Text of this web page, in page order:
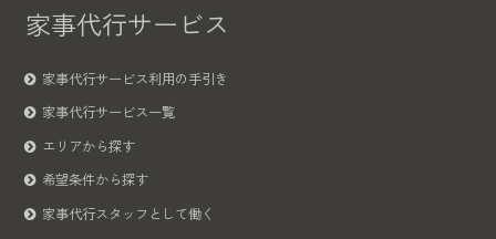
家事代行サービス
家事代行サービス利用の手引き
家事代行サービス一覧
エリアから探す
希望条件から探す
家事代行スタッフとして働く